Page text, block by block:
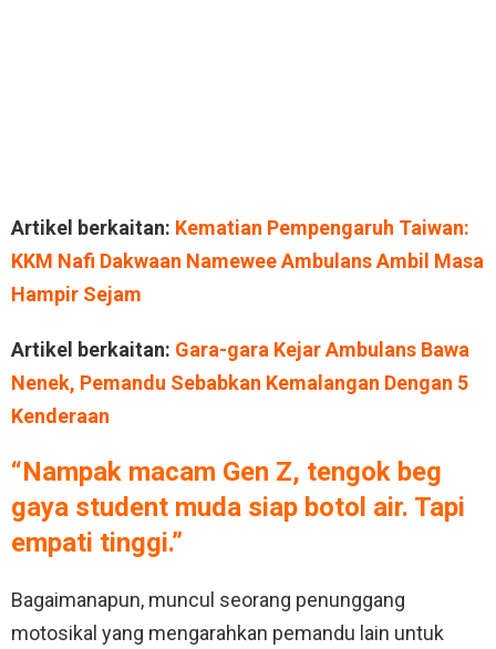
Artikel berkaitan: Kematian Pempengaruh Taiwan:
KKM Nafi Dakwaan Namewee Ambulans Ambil Masa
Hampir Sejam
Artikel berkaitan: Gara-gara Kejar Ambulans Bawa
Nenek, Pemandu Sebabkan Kemalangan Dengan 5
Kenderaan
“Nampak macam Gen Z, tengok beg
gaya student muda siap botol air. Tapi
empati tinggi.”
Bagaimanapun, muncul seorang penunggang
motosikal yang mengarahkan pemandu lain untuk